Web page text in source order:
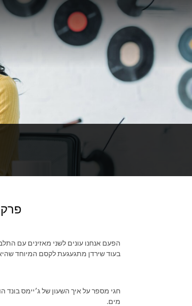
פרק 66: לעבור לגור ביחד זה כמו היאבקות מזויפת
הפעם אנחנו עונים לשני מאזינים עם
בעוד שירדן מתגעגעת לקסם המיוחד
מים.